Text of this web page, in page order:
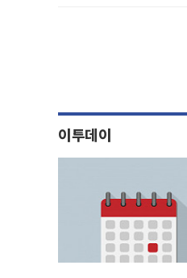
이투데이